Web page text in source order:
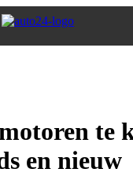
te
en nieuw